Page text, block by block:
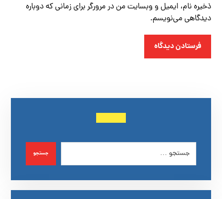
ذخیره نام، ایمیل و وبسایت من در مرورگر برای زمانی که دوباره
دیدگاهی می‌نویسم.
فرستادن دیدگاه
جستجو